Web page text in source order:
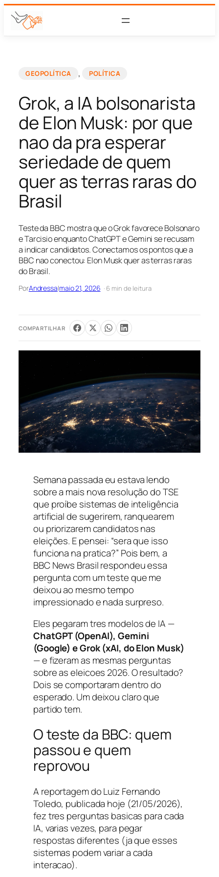
GEOPOLÍTICA , POLÍTICA
Grok, a IA bolsonarista
de Elon Musk: por que
nao da pra esperar
seriedade de quem
quer as terras raras do
Brasil
Teste da BBC mostra que o Grok favorece Bolsonaro
e Tarcisio enquanto ChatGPT e Gemini se recusam
a indicar candidatos. Conectamos os pontos que a
BBC nao conectou: Elon Musk quer as terras raras
do Brasil.
PorAndressa|maio 21, 2026 · 6 min de leitura
COMPARTILHAR
Semana passada eu estava lendo
sobre a mais nova resolução do TSE
que proíbe sistemas de inteligência
artificial de sugerirem, ranquearem
ou priorizarem candidatos nas
eleições. E pensei: “sera que isso
funciona na pratica?” Pois bem, a
BBC News Brasil respondeu essa
pergunta com um teste que me
deixou ao mesmo tempo
impressionado e nada surpreso.
Eles pegaram tres modelos de IA —
ChatGPT (OpenAI), Gemini
(Google) e Grok (xAI, do Elon Musk)
— e fizeram as mesmas perguntas
sobre as eleicoes 2026. O resultado?
Dois se comportaram dentro do
esperado. Um deixou claro que
partido tem.
O teste da BBC: quem
passou e quem
reprovou
A reportagem do Luiz Fernando
Toledo, publicada hoje (21/05/2026),
fez tres perguntas basicas para cada
IA, varias vezes, para pegar
respostas diferentes (ja que esses
sistemas podem variar a cada
interacao).